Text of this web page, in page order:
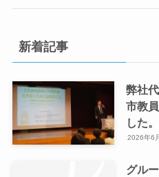
新着記事
弊社
市教
した。
2026年6
グル